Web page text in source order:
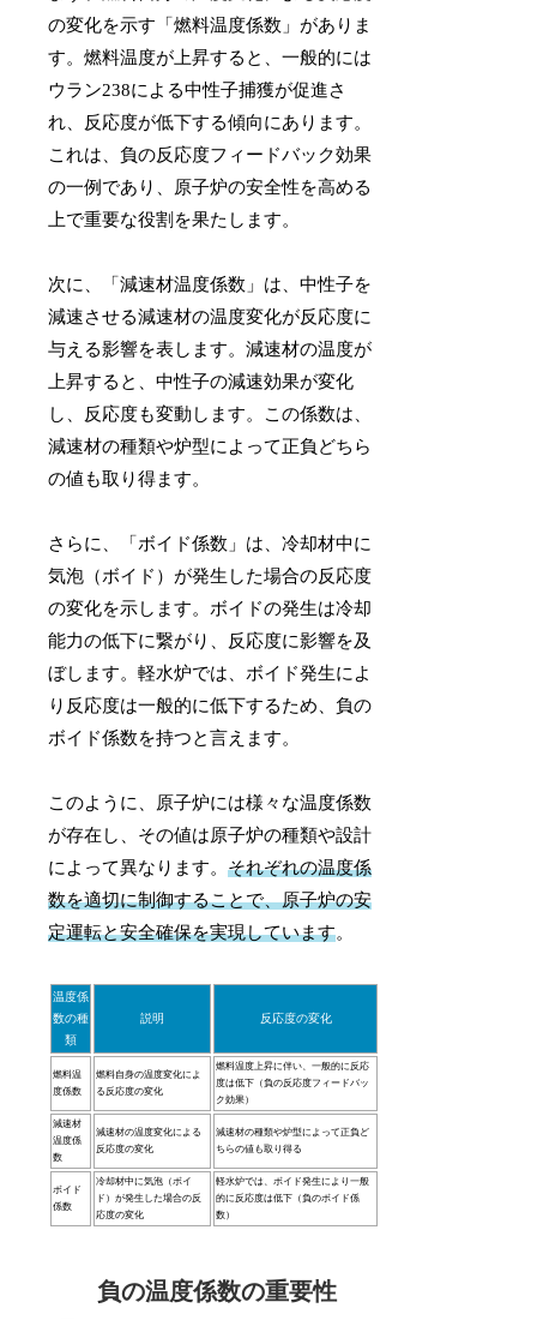
の変化を示す「燃料温度係数」がありま
す。燃料温度が上昇すると、一般的には
ウラン238による中性子捕獲が促進さ
れ、反応度が低下する傾向にあります。
これは、負の反応度フィードバック効果
の一例であり、原子炉の安全性を高める
上で重要な役割を果たします。
次に、「減速材温度係数」は、中性子を
減速させる減速材の温度変化が反応度に
与える影響を表します。減速材の温度が
上昇すると、中性子の減速効果が変化
し、反応度も変動します。この係数は、
減速材の種類や炉型によって正負どちら
の値も取り得ます。
さらに、「ボイド係数」は、冷却材中に
気泡（ボイド）が発生した場合の反応度
の変化を示します。ボイドの発生は冷却
能力の低下に繋がり、反応度に影響を及
ぼします。軽水炉では、ボイド発生によ
り反応度は一般的に低下するため、負の
ボイド係数を持つと言えます。
このように、原子炉には様々な温度係数
が存在し、その値は原子炉の種類や設計
によって異なります。それぞれの温度係
数を適切に制御することで、原子炉の安
定運転と安全確保を実現しています。
温度係
数の種
類
説明 反応度の変化
燃料温
度係数
燃料自身の温度変化によ
る反応度の変化
燃料温度上昇に伴い、一般的に反応
度は低下（負の反応度フィードバッ
ク効果）
減速材
温度係
数
減速材の温度変化による
反応度の変化
減速材の種類や炉型によって正負ど
ちらの値も取り得る
ボイド
係数
冷却材中に気泡（ボイ
ド）が発生した場合の反
応度の変化
軽水炉では、ボイド発生により一般
的に反応度は低下（負のボイド係
数）
負の温度係数の重要性